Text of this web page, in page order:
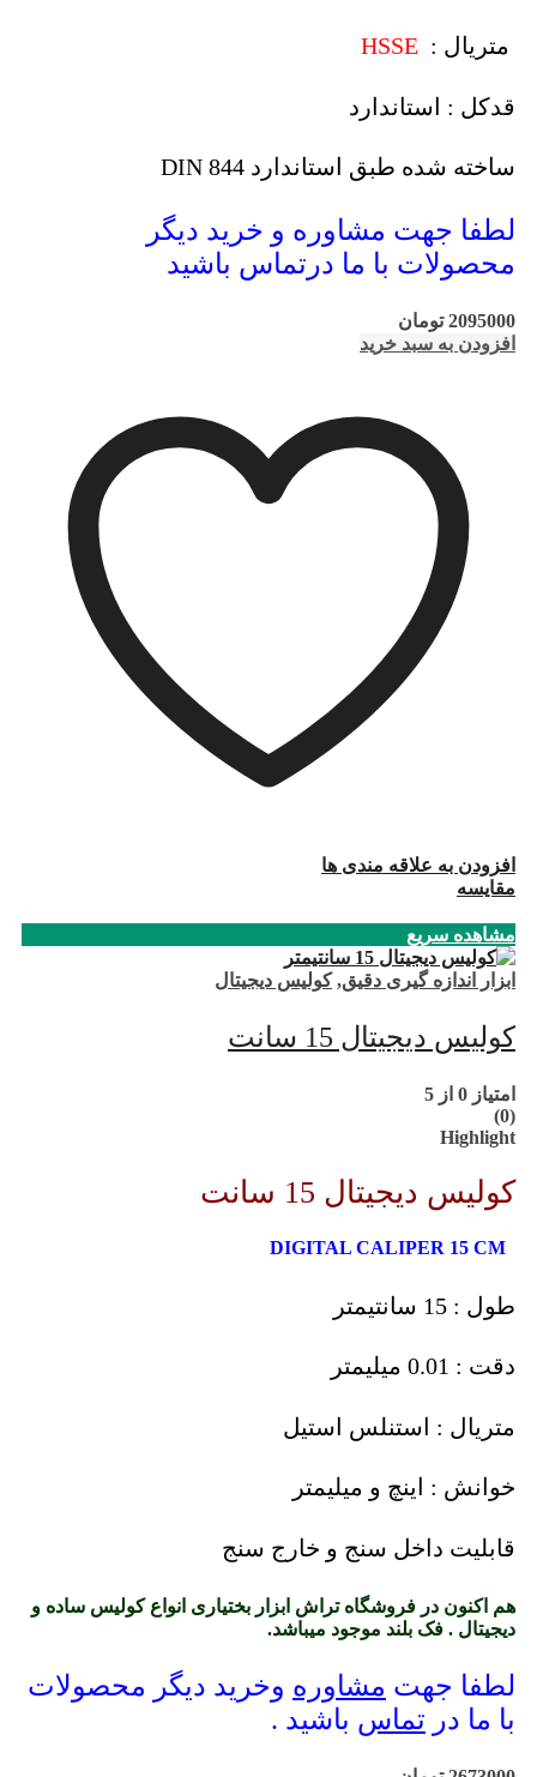
متریال : HSSE
قدکل : استاندارد
ساخته شده طبق استاندارد DIN 844
لطفا جهت مشاوره و خرید دیگر
محصولات با ما درتماس باشید
2095000 تومان
افزودن به سبد خرید
افزودن به علاقه مندی ها
مقایسه
مشاهده سریع
ابزار اندازه گیری دقیق,کولیس دیجیتال
کولیس دیجیتال 15 سانت
امتیاز 0 از 5
(0)
Highlight
کولیس دیجیتال 15 سانت
طول : 15 سانتیمتر
دقت : 0.01 میلیمتر
متریال : استنلس استیل
خوانش : اینچ و میلیمتر
قابلیت داخل سنج و خارج سنج
هم اکنون در فروشگاه تراش ابزار بختیاری انواع کولیس ساده و
دیجیتال . فک بلند موجود میباشد.
لطفا جهت مشاوره وخرید دیگر محصولات
با ما در تماس باشید .